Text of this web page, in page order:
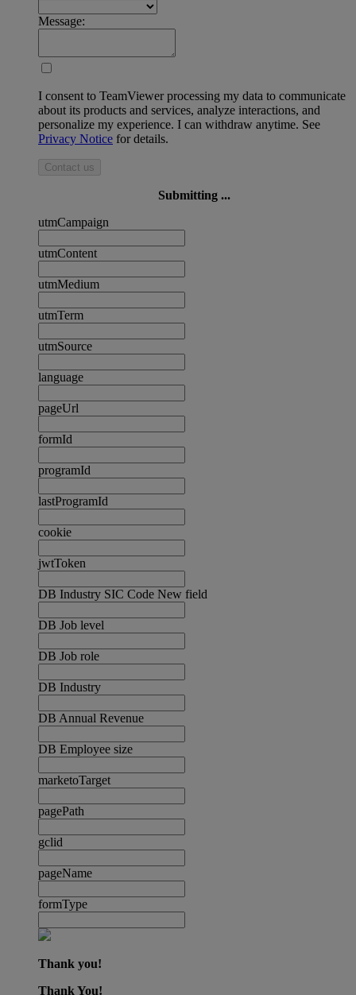
Message:
I consent to TeamViewer processing my data to communicate
about its products and services, analyze interactions, and
personalize my experience. I can withdraw anytime. See
Privacy Notice for details.
Contact us
Submitting ...
utmCampaign
utmContent
utmMedium
utmTerm
utmSource
language
pageUrl
formId
programId
lastProgramId
cookie
jwtToken
DB Industry SIC Code New field
DB Job level
DB Job role
DB Industry
DB Annual Revenue
DB Employee size
marketoTarget
pagePath
gclid
pageName
formType
Thank you!
Thank You!